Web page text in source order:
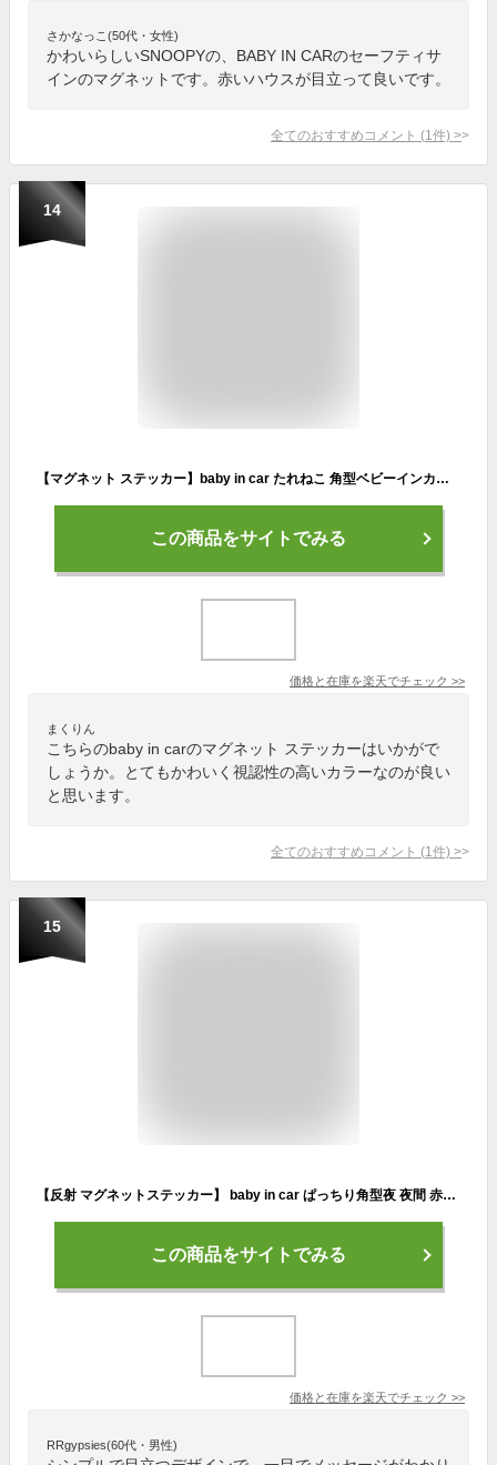
さかなっこ(50代・女性)
かわいらしいSNOOPYの、BABY IN CARのセーフティサ
インのマグネットです。赤いハウスが目立って良いです。
全てのおすすめコメント (1 件) >
14
【マグネット ステッカー】baby in car たれねこ 角型ベビーインカー ベイビーインカー 赤ちゃんが乗っています かわいい ベビー 車 ドライブ 煽り防止 楽天 通販 【文字変更対象商品】
この商品をサイトでみる
価格と在庫を楽天でチェック >>
まくりん
こちらのbaby in carのマグネット ステッカーはいかがで
しょうか。とてもかわいく視認性の高いカラーなのが良い
と思います。
全てのおすすめコメント (1 件) >
15
【反射 マグネットステッカー】 baby in car ぱっちり角型夜 夜間 赤ちゃんが乗ってます baby in car ベビーインカー ベイビーインカー 赤ちゃんが乗っています 赤ちゃんが乗ってます 車 かわいい 磁石
この商品をサイトでみる
価格と在庫を楽天でチェック >>
RRgypsies(60代・男性)